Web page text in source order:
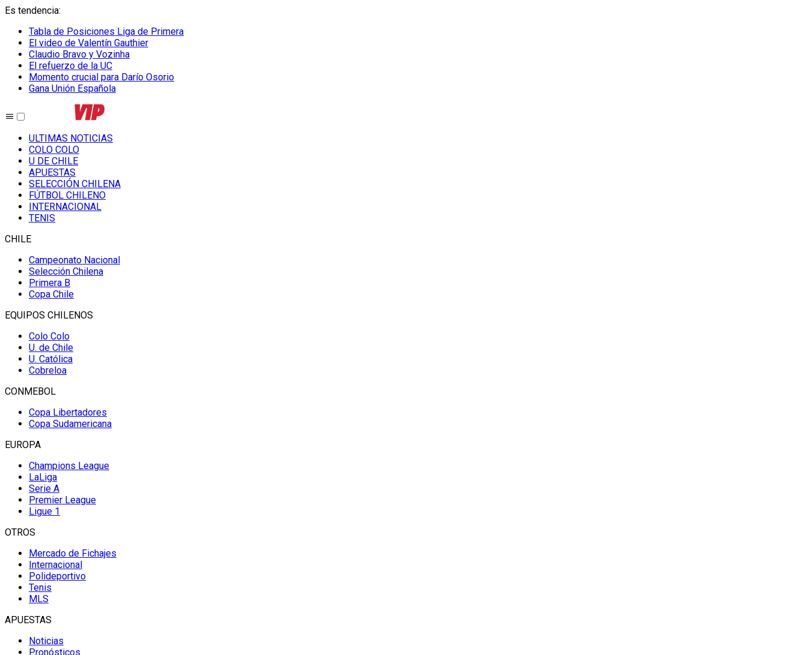
Es tendencia:
Tabla de Posiciones Liga de Primera
El video de Valentín Gauthier
Claudio Bravo y Vozinha
El refuerzo de la UC
Momento crucial para Darío Osorio
Gana Unión Española
ULTIMAS NOTICIAS
COLO COLO
U DE CHILE
APUESTAS
SELECCIÓN CHILENA
FÚTBOL CHILENO
INTERNACIONAL
TENIS
CHILE
Campeonato Nacional
Selección Chilena
Primera B
Copa Chile
EQUIPOS CHILENOS
Colo Colo
U. de Chile
U. Católica
Cobreloa
CONMEBOL
Copa Libertadores
Copa Sudamericana
EUROPA
Champions League
LaLiga
Serie A
Premier League
Ligue 1
OTROS
Mercado de Fichajes
Internacional
Polideportivo
Tenis
MLS
APUESTAS
Noticias
Pronósticos